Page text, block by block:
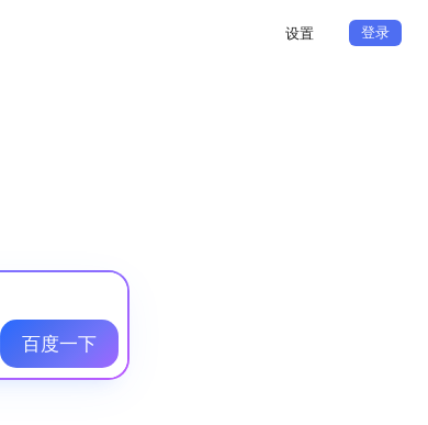
设置 登录
百度一下